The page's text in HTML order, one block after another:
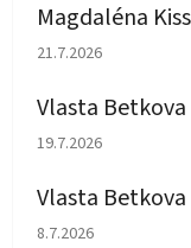
Magdaléna
Hodnotenie
21.7.2026
Vlasta Betkova
Hodnotenie
19.7.2026
Vlasta Betkova
Hodnotenie
8.7.2026